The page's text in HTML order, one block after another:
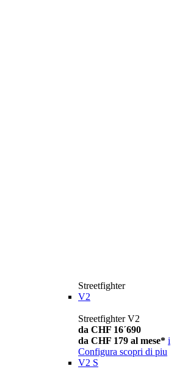
Streetfighter
V2
Streetfighter V2
da CHF 16´690
da CHF 179 al mese* i
Configura scopri di piu
V2 S